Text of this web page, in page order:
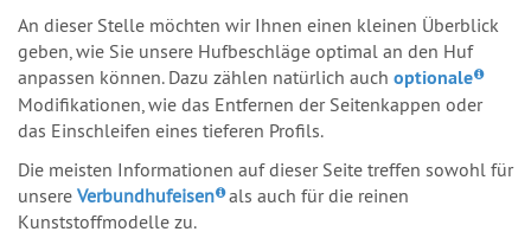
An dieser Stelle möchten wir Ihnen einen kleinen Überblick
geben, wie Sie unsere Hufbeschläge optimal an den Huf
anpassen können. Dazu zählen natürlich auch optionale
Modifikationen, wie das Entfernen der Seitenkappen oder
das Einschleifen eines tieferen Profils.
Die meisten Informationen auf dieser Seite treffen sowohl für
unsere Verbundhufeisen als auch für die reinen
Kunststoffmodelle zu.